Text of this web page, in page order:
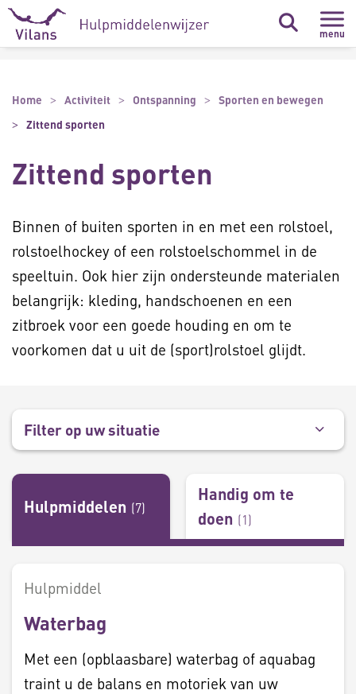
Naar hoofdinhoud
Naar footer
menu
Home Activiteit Ontspanning
Sporten en bewegen
Zittend sporten
Zittend sporten
Binnen of buiten sporten in en met een rolstoel,
rolstoelhockey of een rolstoelschommel in de
speeltuin. Ook hier zijn ondersteunde materialen
belangrijk: kleding, handschoenen en een
zitbroek voor een goede houding en om te
voorkomen dat u uit de (sport)rolstoel glijdt.
Filter op uw situatie
Hulpmiddelen (7)
Handig om te
doen (1)
Hulpmiddel
Waterbag
Met een (opblaasbare) waterbag of aquabag
traint u de balans en motoriek van uw